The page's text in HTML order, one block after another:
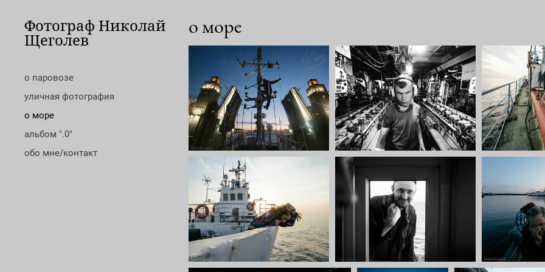
Фотограф Николай
Щеголев
о паровозе
уличная фотография
о море
альбом ".0"
обо мне/контакт
о море